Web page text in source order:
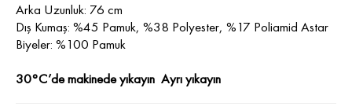
Arka Uzunluk: 76 cm
Dış Kumaş: %45 Pamuk, %38 Polyester, %17 Poliamid Astar
Biyeler: %100 Pamuk
30°C’de makinede yıkayın Ayrı yıkayın